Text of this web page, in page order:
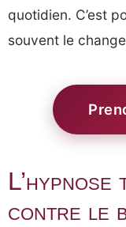
quotidien. C’est
souvent le
contre le